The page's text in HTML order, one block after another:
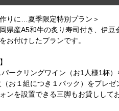
りに…夏季限定特別プラン＞
県産A5和牛の炙り寿司付き、伊豆
お付けしたプランです。
ークリングワイン（お1人様1杯）
お１組につき１パック）をプレゼ
ンを設置できる三脚もお貸しして